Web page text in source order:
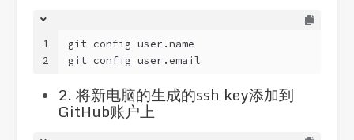
1
2
git config user.name
git config user.email
2. 将新电脑的生成的ssh key添加到
GitHub账户上